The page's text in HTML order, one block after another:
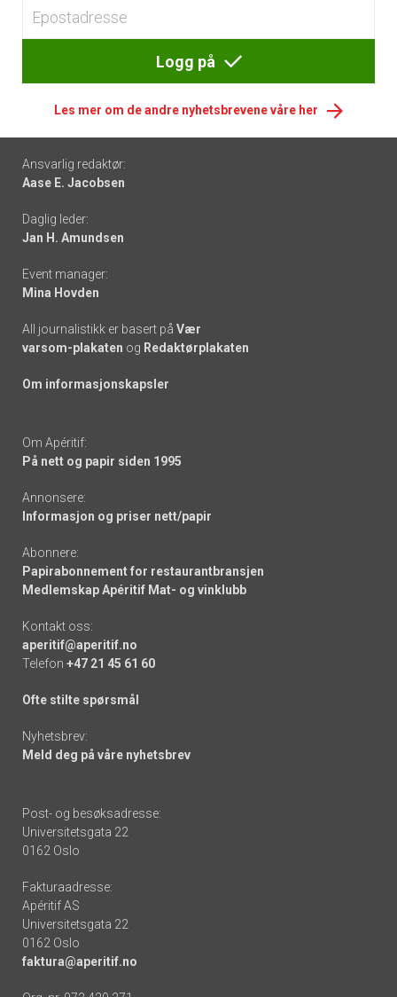
Logg på
Les mer om de andre nyhetsbrevene våre her
Footer
-
links
Ansvarlig redaktør:
Aase E. Jacobsen
Daglig leder:
Jan H. Amundsen
Event manager:
Mina Hovden
All journalistikk er basert på Vær
varsom-plakaten og Redaktørplakaten
Om informasjonskapsler
Om Apéritif:
På nett og papir siden 1995
Annonsere:
Informasjon og priser nett/papir
Abonnere:
Papirabonnement for restaurantbransjen
Medlemskap Apéritif Mat- og vinklubb
Kontakt oss:
aperitif@aperitif.no
Telefon +47 21 45 61 60
Ofte stilte spørsmål
Nyhetsbrev:
Meld deg på våre nyhetsbrev
Post- og besøksadresse:
Universitetsgata 22
0162 Oslo
Fakturaadresse:
Apéritif AS
Universitetsgata 22
0162 Oslo
faktura@aperitif.no